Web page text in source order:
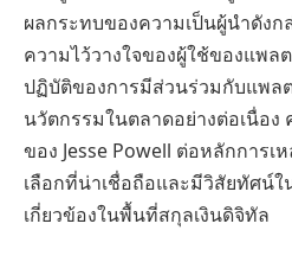
ผลกระทบของความเป็นผู้นำดังก
ความไว้วางใจของผู้ใช้ของแพ
ปฏิบัติของการมีส่วนร่วมกับแพล
นวัตกรรมในตลาดอย่างต่อเนื่อง
ของ Jesse Powell ต่อหลักการเ
เลือกที่น่าเชื่อถือและมีวิสัยทัศน์
เกี่ยวข้องในพื้นที่สกุลเงินดิจิทัล